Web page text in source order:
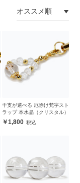
干支が選べる 厄除け梵字スト
ラップ 本水晶（クリスタル）
1,800